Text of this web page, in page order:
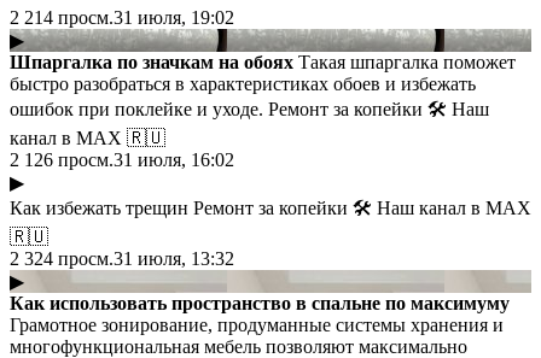
2 214 просм.31 июля, 19:02
▶
Шпаргалка по значкам на обоях Такая шпаргалка поможет
быстро разобраться в характеристиках обоев и избежать
ошибок при поклейке и уходе. Ремонт за копейки 🛠 Наш
канал в МАХ 🇷🇺
2 126 просм.31 июля, 16:02
▶
Как избежать трещин Ремонт за копейки 🛠 Наш канал в МАХ
🇷🇺
2 324 просм.31 июля, 13:32
▶
Как использовать пространство в спальне по максимуму
Грамотное зонирование, продуманные системы хранения и
многофункциональная мебель позволяют максимально